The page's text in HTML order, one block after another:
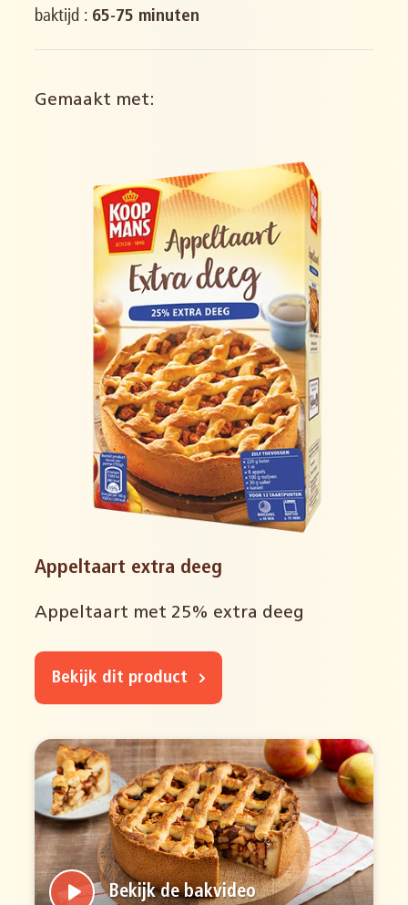
baktijd : 65-75 minuten
Gemaakt met:
Appeltaart extra deeg
Appeltaart met 25% extra deeg
Bekijk dit product
Bekijk de bakvideo